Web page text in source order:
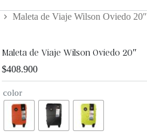
Maleta de Viaje Wilson Oviedo 20″
Maleta de Viaje Wilson Oviedo 20″
$408.900
color